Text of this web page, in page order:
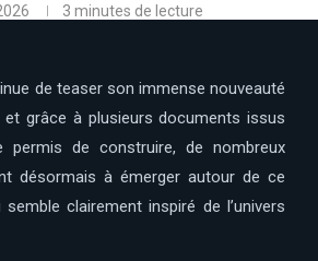
3 minutes de lecture
de teaser son immense nouveauté
et grâce à plusieurs documents issus
permis de construire, de nombreux
désormais à émerger autour de ce
clairement inspiré de l’univers